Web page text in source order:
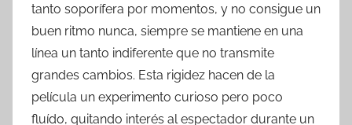
tanto soporífera por momentos, y no consigue un
buen ritmo nunca, siempre se mantiene en una
línea un tanto indiferente que no transmite
grandes cambios. Esta rigidez hacen de la
película un experimento curioso pero poco
fluído, quitando interés al espectador durante un